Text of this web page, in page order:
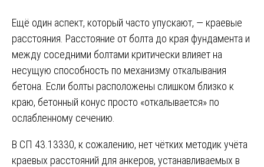
Ещё один аспект, который часто упускают, — краевые
расстояния. Расстояние от болта до края фундамента и
между соседними болтами критически влияет на
несущую способность по механизму откалывания
бетона. Если болты расположены слишком близко к
краю, бетонный конус просто «откалывается» по
ослабленному сечению.
В СП 43.13330, к сожалению, нет чётких методик учёта
краевых расстояний для анкеров, устанавливаемых в